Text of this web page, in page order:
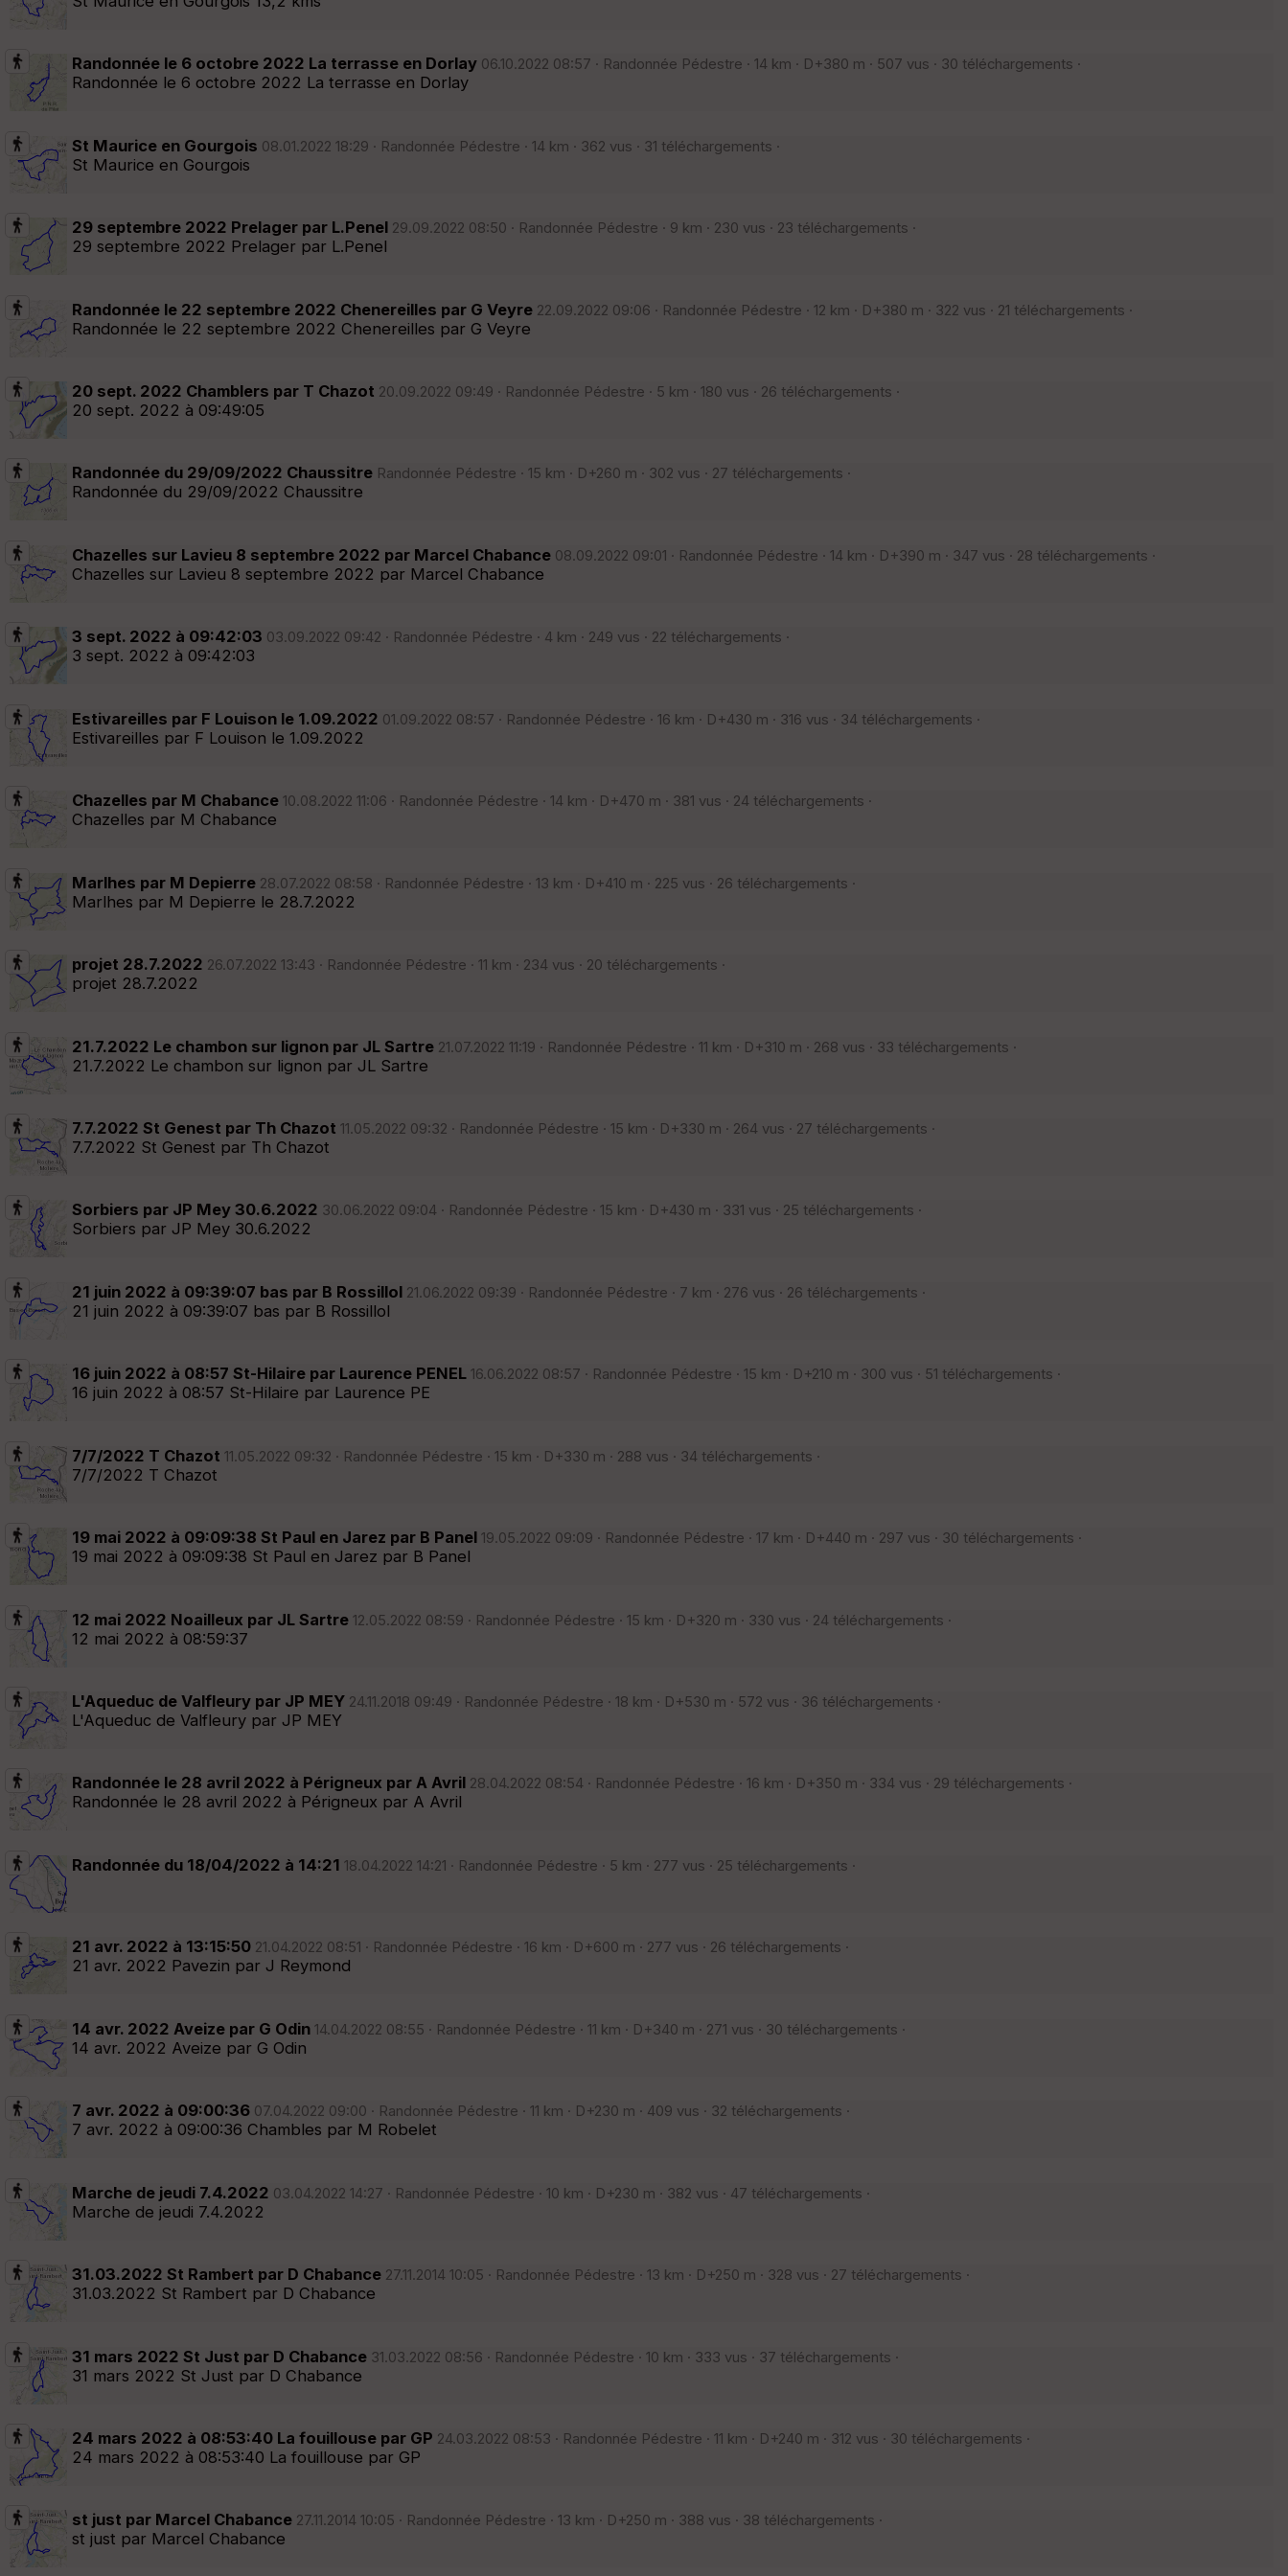
Randonnée le 6 octobre 2022 La terrasse en Dorlay 06.10.2022 08:57 · Randonnée Pédestre · 14 km · D+380 m · 507 vus · 30 téléchargements ·
Randonnée le 6 octobre 2022 La terrasse en Dorlay
St Maurice en Gourgois 08.01.2022 18:29 · Randonnée Pédestre · 14 km · 362 vus · 31 téléchargements ·
St Maurice en Gourgois
29 septembre 2022 Prelager par L.Penel 29.09.2022 08:50 · Randonnée Pédestre · 9 km · 230 vus · 23 téléchargements ·
29 septembre 2022 Prelager par L.Penel
Randonnée le 22 septembre 2022 Chenereilles par G Veyre 22.09.2022 09:06 · Randonnée Pédestre · 12 km · D+380 m · 322 vus · 21 téléchargements ·
Randonnée le 22 septembre 2022 Chenereilles par G Veyre
20 sept. 2022 Chamblers par T Chazot 20.09.2022 09:49 · Randonnée Pédestre · 5 km · 180 vus · 26 téléchargements ·
20 sept. 2022 à 09:49:05
Randonnée du 29/09/2022 Chaussitre Randonnée Pédestre · 15 km · D+260 m · 302 vus · 27 téléchargements ·
Randonnée du 29/09/2022 Chaussitre
Chazelles sur Lavieu 8 septembre 2022 par Marcel Chabance 08.09.2022 09:01 · Randonnée Pédestre · 14 km · D+390 m · 347 vus · 28 téléchargements ·
Chazelles sur Lavieu 8 septembre 2022 par Marcel Chabance
3 sept. 2022 à 09:42:03 03.09.2022 09:42 · Randonnée Pédestre · 4 km · 249 vus · 22 téléchargements ·
3 sept. 2022 à 09:42:03
Estivareilles par F Louison le 1.09.2022 01.09.2022 08:57 · Randonnée Pédestre · 16 km · D+430 m · 316 vus · 34 téléchargements ·
Estivareilles par F Louison le 1.09.2022
Chazelles par M Chabance 10.08.2022 11:06 · Randonnée Pédestre · 14 km · D+470 m · 381 vus · 24 téléchargements ·
Chazelles par M Chabance
Marlhes par M Depierre 28.07.2022 08:58 · Randonnée Pédestre · 13 km · D+410 m · 225 vus · 26 téléchargements ·
Marlhes par M Depierre le 28.7.2022
projet 28.7.2022 26.07.2022 13:43 · Randonnée Pédestre · 11 km · 234 vus · 20 téléchargements ·
projet 28.7.2022
21.7.2022 Le chambon sur lignon par JL Sartre 21.07.2022 11:19 · Randonnée Pédestre · 11 km · D+310 m · 268 vus · 33 téléchargements ·
21.7.2022 Le chambon sur lignon par JL Sartre
7.7.2022 St Genest par Th Chazot 11.05.2022 09:32 · Randonnée Pédestre · 15 km · D+330 m · 264 vus · 27 téléchargements ·
7.7.2022 St Genest par Th Chazot
Sorbiers par JP Mey 30.6.2022 30.06.2022 09:04 · Randonnée Pédestre · 15 km · D+430 m · 331 vus · 25 téléchargements ·
Sorbiers par JP Mey 30.6.2022
21 juin 2022 à 09:39:07 bas par B Rossillol 21.06.2022 09:39 · Randonnée Pédestre · 7 km · 276 vus · 26 téléchargements ·
21 juin 2022 à 09:39:07 bas par B Rossillol
16 juin 2022 à 08:57 St-Hilaire par Laurence PENEL 16.06.2022 08:57 · Randonnée Pédestre · 15 km · D+210 m · 300 vus · 51 téléchargements ·
16 juin 2022 à 08:57 St-Hilaire par Laurence PE
7/7/2022 T Chazot 11.05.2022 09:32 · Randonnée Pédestre · 15 km · D+330 m · 288 vus · 34 téléchargements ·
7/7/2022 T Chazot
19 mai 2022 à 09:09:38 St Paul en Jarez par B Panel 19.05.2022 09:09 · Randonnée Pédestre · 17 km · D+440 m · 297 vus · 30 téléchargements ·
19 mai 2022 à 09:09:38 St Paul en Jarez par B Panel
12 mai 2022 Noailleux par JL Sartre 12.05.2022 08:59 · Randonnée Pédestre · 15 km · D+320 m · 330 vus · 24 téléchargements ·
12 mai 2022 à 08:59:37
L'Aqueduc de Valfleury par JP MEY 24.11.2018 09:49 · Randonnée Pédestre · 18 km · D+530 m · 572 vus · 36 téléchargements ·
L'Aqueduc de Valfleury par JP MEY
Randonnée le 28 avril 2022 à Périgneux par A Avril 28.04.2022 08:54 · Randonnée Pédestre · 16 km · D+350 m · 334 vus · 29 téléchargements ·
Randonnée le 28 avril 2022 à Périgneux par A Avril
Randonnée du 18/04/2022 à 14:21 18.04.2022 14:21 · Randonnée Pédestre · 5 km · 277 vus · 25 téléchargements ·
21 avr. 2022 à 13:15:50 21.04.2022 08:51 · Randonnée Pédestre · 16 km · D+600 m · 277 vus · 26 téléchargements ·
21 avr. 2022 Pavezin par J Reymond
14 avr. 2022 Aveize par G Odin 14.04.2022 08:55 · Randonnée Pédestre · 11 km · D+340 m · 271 vus · 30 téléchargements ·
14 avr. 2022 Aveize par G Odin
7 avr. 2022 à 09:00:36 07.04.2022 09:00 · Randonnée Pédestre · 11 km · D+230 m · 409 vus · 32 téléchargements ·
7 avr. 2022 à 09:00:36 Chambles par M Robelet
Marche de jeudi 7.4.2022 03.04.2022 14:27 · Randonnée Pédestre · 10 km · D+230 m · 382 vus · 47 téléchargements ·
Marche de jeudi 7.4.2022
31.03.2022 St Rambert par D Chabance 27.11.2014 10:05 · Randonnée Pédestre · 13 km · D+250 m · 328 vus · 27 téléchargements ·
31.03.2022 St Rambert par D Chabance
31 mars 2022 St Just par D Chabance 31.03.2022 08:56 · Randonnée Pédestre · 10 km · 333 vus · 37 téléchargements ·
31 mars 2022 St Just par D Chabance
24 mars 2022 à 08:53:40 La fouillouse par GP 24.03.2022 08:53 · Randonnée Pédestre · 11 km · D+240 m · 312 vus · 30 téléchargements ·
24 mars 2022 à 08:53:40 La fouillouse par GP
st just par Marcel Chabance 27.11.2014 10:05 · Randonnée Pédestre · 13 km · D+250 m · 388 vus · 38 téléchargements ·
st just par Marcel Chabance